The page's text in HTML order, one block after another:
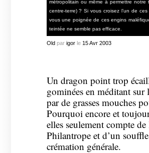
métropolitain ou même à permettre
centre-terre) ? Si vous croisez l’un de
vous une poignée de ces engins
teintée ne semble pas efficace.
Oldpar igorle 15 Avr 2003
Un dragon point trop
gominées en méditant sur
par de grasses mouches
Pourquoi encore et
elles seulement compte
Philantrope et d’un
crémation générale.